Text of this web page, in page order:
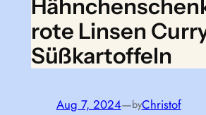
rote Linsen
Süßkartoffeln
Aug 7, 2024—byChristof